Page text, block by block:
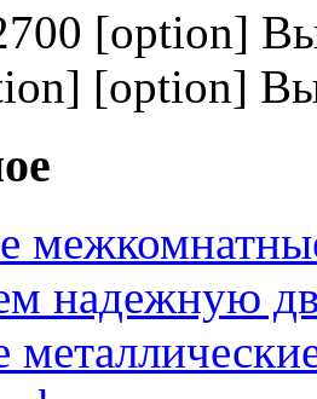
[option]
[option]
надежную